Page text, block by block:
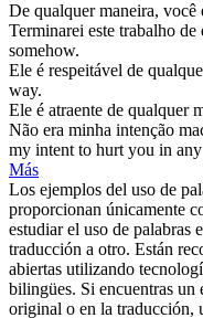
De qualquer maneira, você
Terminarei este trabalho de
somehow.
Ele é respeitável de
way.
Ele é atraente de qualquer
Não era minha intenção
my intent to hurt you in any
Más
Los ejemplos del uso de
proporcionan únicamente
estudiar el uso de palabras
traducción a otro. Están
abiertas utilizando
bilingües. Si encuentras
original o en la traducción,